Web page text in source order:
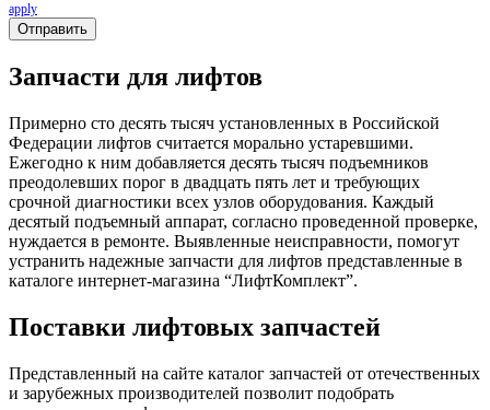
apply
Отправить
Запчасти для лифтов
Примерно сто десять тысяч установленных в Российской
Федерации лифтов считается морально устаревшими.
Ежегодно к ним добавляется десять тысяч подъемников
преодолевших порог в двадцать пять лет и требующих
срочной диагностики всех узлов оборудования. Каждый
десятый подъемный аппарат, согласно проведенной проверке,
нуждается в ремонте. Выявленные неисправности, помогут
устранить надежные запчасти для лифтов представленные в
каталоге интернет-магазина “ЛифтКомплект”.
Поставки лифтовых запчастей
Представленный на сайте каталог запчастей от отечественных
и зарубежных производителей позволит подобрать